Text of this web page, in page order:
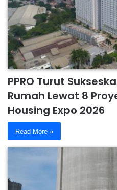
PPRO Turut
Rumah Lewat 8
Housing Expo 2026
Read More »